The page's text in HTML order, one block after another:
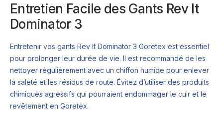
Entretien Facile des Gants Rev It
Dominator 3
Entretenir vos gants Rev It Dominator 3 Goretex est essentiel
pour prolonger leur durée de vie. Il est recommandé de les
nettoyer régulièrement avec un chiffon humide pour enlever
la saleté et les résidus de route. Évitez d’utiliser des produits
chimiques agressifs qui pourraient endommager le cuir et le
revêtement en Goretex.